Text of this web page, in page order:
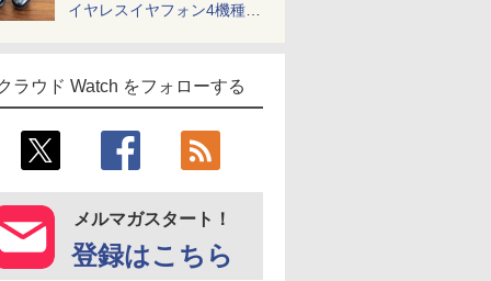
イヤレスイヤフォン4機種を
ラウド Watch をフォローする
メルマガスタート！
登録はこちら